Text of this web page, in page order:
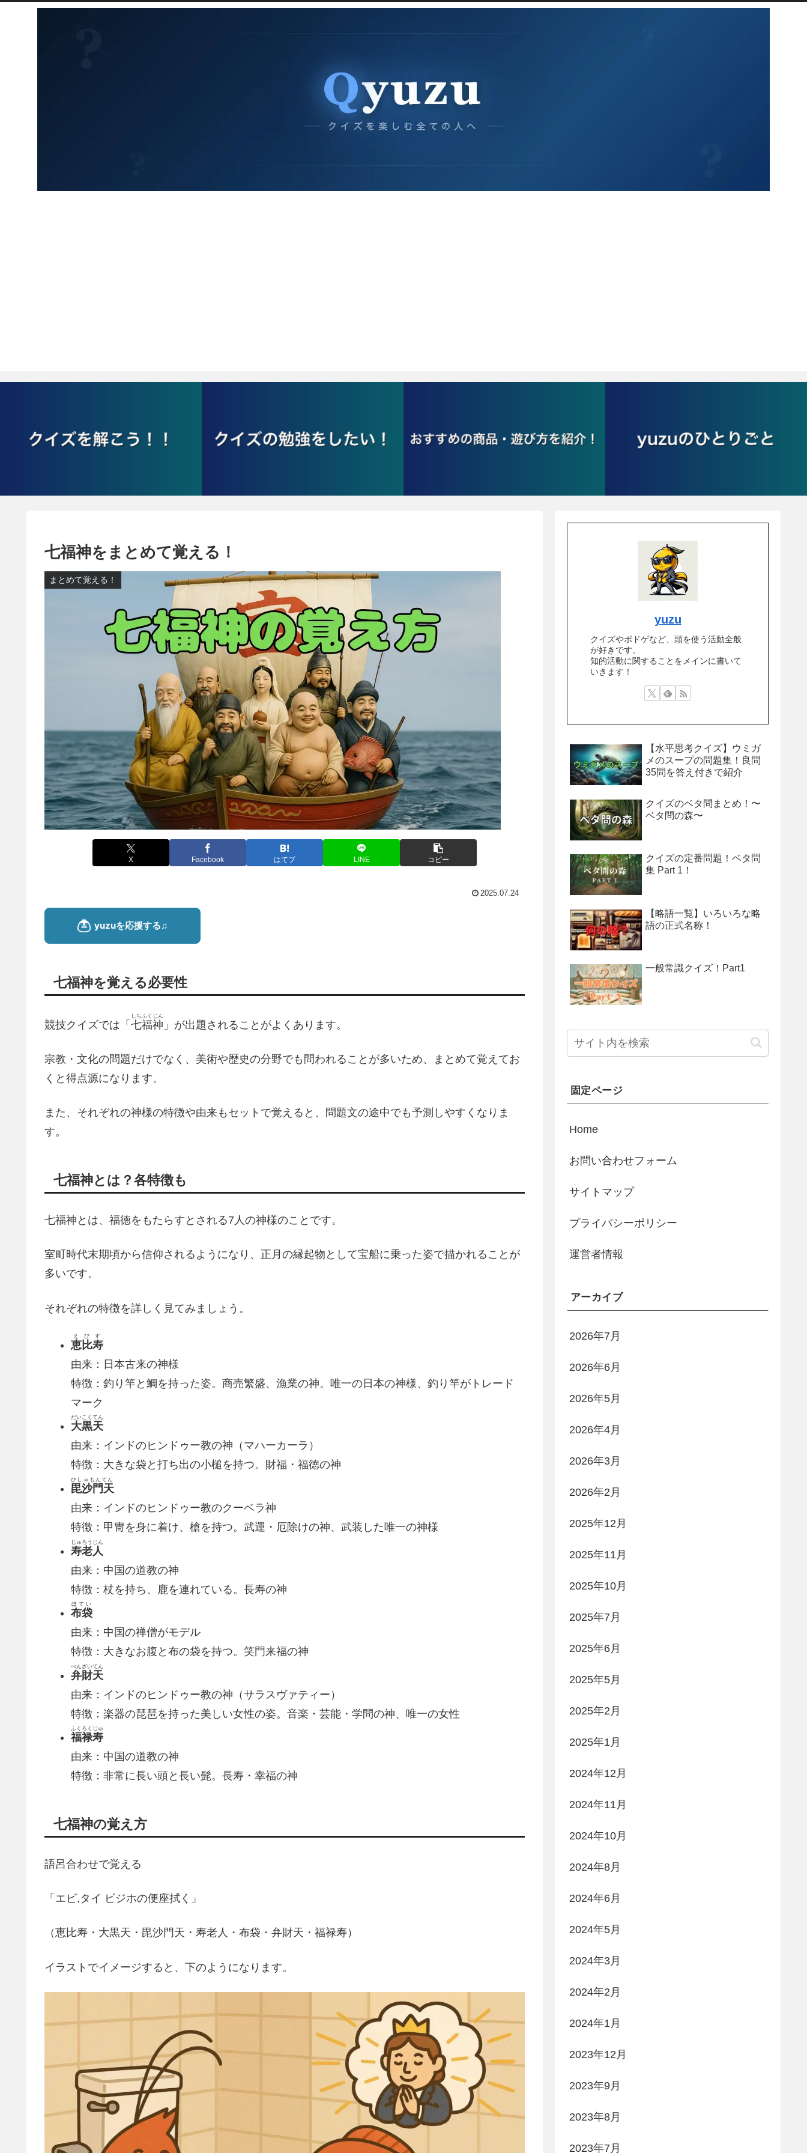
七福神をまとめて覚える！
まとめて覚える！
X Facebook はてブ LINE コピー
2025.07.24
七福神を覚える必要性
競技クイズでは「 七福神
しちふくじん
」が出題されることがよくあります。
宗教・文化の問題だけでなく、美術や歴史の分野でも問われることが多いため、まとめて覚えてお
くと得点源になります。
また、それぞれの神様の特徴や由来もセットで覚えると、問題文の途中でも予測しやすくなりま
す。
七福神とは？各特徴も
七福神とは、福徳をもたらすとされる7人の神様のことです。
室町時代末期頃から信仰されるようになり、正月の縁起物として宝船に乗った姿で描かれることが
多いです。
それぞれの特徴を詳しく見てみましょう。
恵比寿
えびす
由来：日本古来の神様
特徴：釣り竿と鯛を持った姿。商売繁盛、漁業の神。唯一の日本の神様、釣り竿がトレード
マーク
大黒天
だいこくてん
由来：インドのヒンドゥー教の神（マハーカーラ）
特徴：大きな袋と打ち出の小槌を持つ。財福・福徳の神
毘沙門天
びしゃもんてん
由来：インドのヒンドゥー教のクーベラ神
特徴：甲冑を身に着け、槍を持つ。武運・厄除けの神、武装した唯一の神様
寿老人
じゅろうじん
由来：中国の道教の神
特徴：杖を持ち、鹿を連れている。長寿の神
布袋
ほてい
由来：中国の禅僧がモデル
特徴：大きなお腹と布の袋を持つ。笑門来福の神
弁財天
べんざいてん
由来：インドのヒンドゥー教の神（サラスヴァティー）
特徴：楽器の琵琶を持った美しい女性の姿。音楽・芸能・学問の神、唯一の女性
福禄寿
ふくろくじゅ
由来：中国の道教の神
特徴：非常に長い頭と長い髭。長寿・幸福の神
七福神の覚え方
語呂合わせで覚える
「エビ,タイ ビジホの便座拭く」
（恵比寿・大黒天・毘沙門天・寿老人・布袋・弁財天・福禄寿）
イラストでイメージすると、下のようになります。
yuzu
クイズやボドゲなど、頭を使う活動全般
が好きです。
知的活動に関することをメインに書いて
いきます！
【水平思考クイズ】ウミガ
メのスープの問題集！良問
35問を答え付きで紹介
クイズのベタ問まとめ！〜
ベタ問の森〜
クイズの定番問題！ベタ問
集 Part 1！
【略語一覧】いろいろな略
語の正式名称！
一般常識クイズ！Part1
固定ページ
Home
お問い合わせフォーム
サイトマップ
プライバシーポリシー
運営者情報
アーカイブ
2026年7月
2026年6月
2026年5月
2026年4月
2026年3月
2026年2月
2025年12月
2025年11月
2025年10月
2025年7月
2025年6月
2025年5月
2025年2月
2025年1月
2024年12月
2024年11月
2024年10月
2024年8月
2024年6月
2024年5月
2024年3月
2024年2月
2024年1月
2023年12月
2023年9月
2023年8月
2023年7月